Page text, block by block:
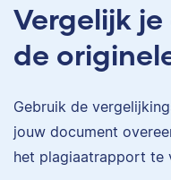
Vergelijk
de
Gebruik de
jouw document
het plagiaatrapport te